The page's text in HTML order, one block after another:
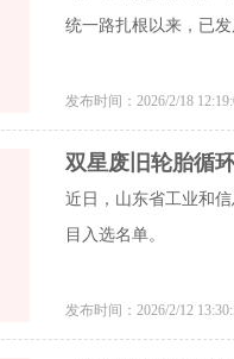
统一路扎根以来，已
发布时间：2026/2/18
双星废旧轮胎循
近日，山东省工业和
目入选名单。
发布时间：2026/2/12